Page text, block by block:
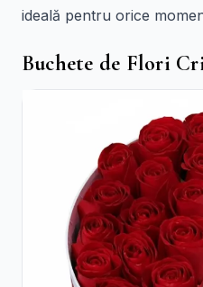
ideală pentru orice
Buchete de Flori